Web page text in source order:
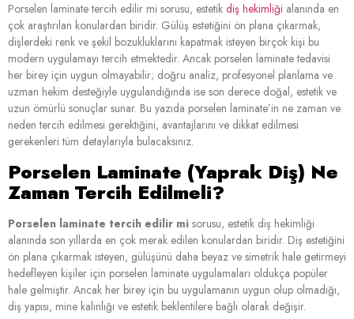
Porselen laminate tercih edilir mi sorusu, estetik diş hekimliği alanında en
çok araştırılan konulardan biridir. Gülüş estetiğini ön plana çıkarmak,
dişlerdeki renk ve şekil bozukluklarını kapatmak isteyen birçok kişi bu
modern uygulamayı tercih etmektedir. Ancak porselen laminate tedavisi
her birey için uygun olmayabilir; doğru analiz, profesyonel planlama ve
uzman hekim desteğiyle uygulandığında ise son derece doğal, estetik ve
uzun ömürlü sonuçlar sunar. Bu yazıda porselen laminate’in ne zaman ve
neden tercih edilmesi gerektiğini, avantajlarını ve dikkat edilmesi
gerekenleri tüm detaylarıyla bulacaksınız.
Porselen Laminate (Yaprak Diş) Ne
Zaman Tercih Edilmeli?
Porselen laminate tercih edilir mi sorusu, estetik diş hekimliği
alanında son yıllarda en çok merak edilen konulardan biridir. Diş estetiğini
ön plana çıkarmak isteyen, gülüşünü daha beyaz ve simetrik hale getirmeyi
hedefleyen kişiler için porselen laminate uygulamaları oldukça popüler
hale gelmiştir. Ancak her birey için bu uygulamanın uygun olup olmadığı,
diş yapısı, mine kalınlığı ve estetik beklentilere bağlı olarak değişir.